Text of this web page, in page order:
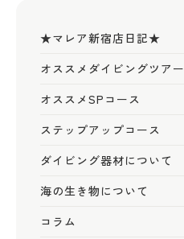
★マレア新宿店日記★
オススメダイビングツアー
オススメSPコース
ステップアップコース
ダイビング器材について
海の生き物について
コラム